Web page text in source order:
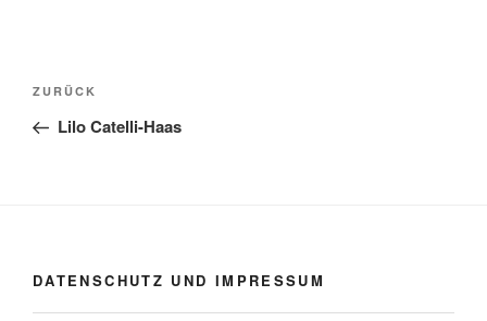
Beitragsnavigation
Vorheriger
Beitrag
ZURÜCK
Lilo Catelli-Haas
DATENSCHUTZ UND IMPRESSUM